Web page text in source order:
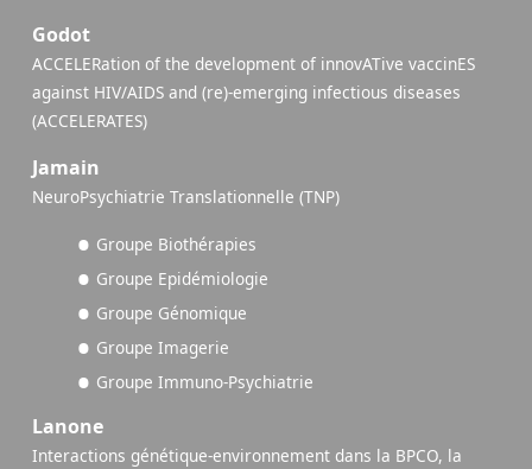
Godot
ACCELERation of the development of innovATive vaccinES
against HIV/AIDS and (re)-emerging infectious diseases
(ACCELERATES)
Jamain
NeuroPsychiatrie Translationnelle (TNP)
Groupe Biothérapies
Groupe Epidémiologie
Groupe Génomique
Groupe Imagerie
Groupe Immuno-Psychiatrie
Lanone
Interactions génétique-environnement dans la BPCO, la